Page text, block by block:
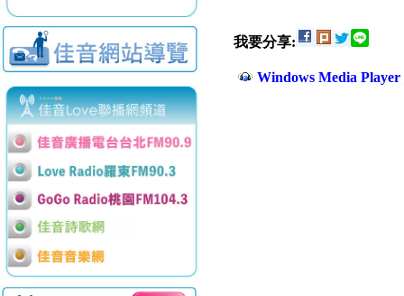
我要分享:
Windows Media